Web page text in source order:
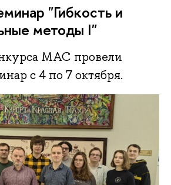
"Гибкость и
методы I"
МАС провели
с 4 по 7 октября.